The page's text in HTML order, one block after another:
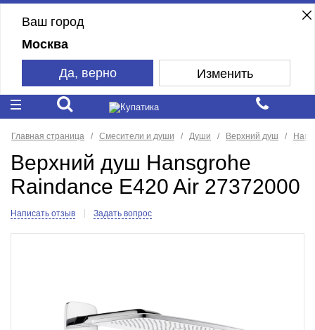
Ваш город
Москва
Да, верно Изменить
Главная страница Смесители и души Души Верхний душ
Верхний душ Hansgrohe
Raindance E420 Air 27372000
Написать отзыв Задать вопрос